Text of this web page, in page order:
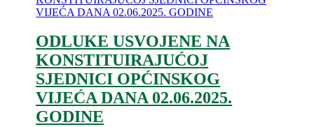
ODLUKE USVOJENE NA
KONSTITUIRAJUĆOJ
SJEDNICI OPĆINSKOG
VIJEĆA DANA 02.06.2025.
GODINE